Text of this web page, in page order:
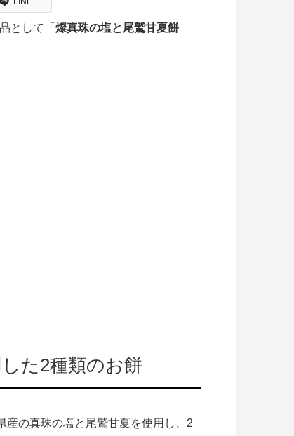
として「 燦真珠の塩と尾鷲甘夏餅
た2種類のお餅
産の真珠の塩と尾鷲甘夏を使用し、2